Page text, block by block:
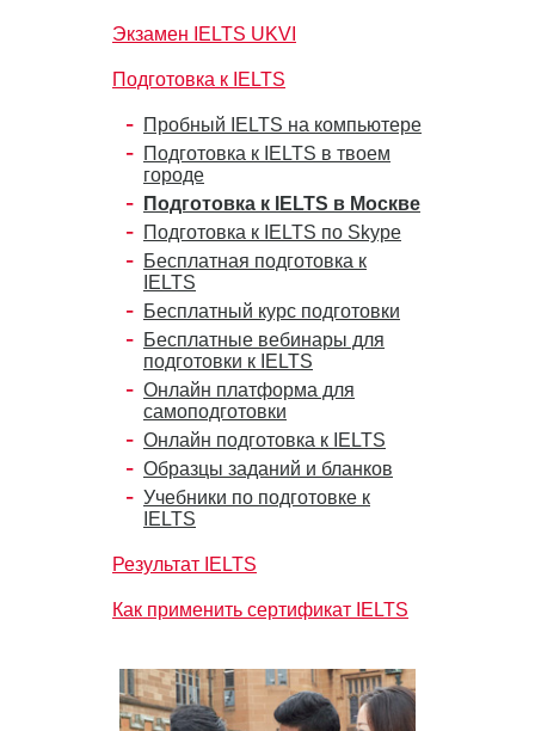
Экзамен IELTS UKVI
Подготовка к IELTS
Пробный IELTS на компьютере
Подготовка к IELTS в твоем
городе
Подготовка к IELTS в Москве
Подготовка к IELTS по Skype
Бесплатная подготовка к
IELTS
Бесплатный курс подготовки
Бесплатные вебинары для
подготовки к IELTS
Онлайн платформа для
самоподготовки
Онлайн подготовка к IELTS
Образцы заданий и бланков
Учебники по подготовке к
IELTS
Результат IELTS
Как применить сертификат IELTS